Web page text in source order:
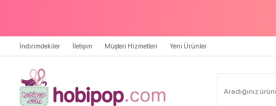
İndirimdekiler İletişim Müşteri Hizmetleri Yeni Ürünler